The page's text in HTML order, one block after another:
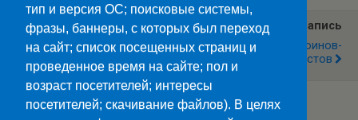
Предыдущая Запись
Тайны Марухского
Следующая Запись
День Памяти Воинов-
Интернационалистов
тип и версия ОС; поисковые системы,
фразы, баннеры, с которых был переход
на сайт; список посещенных страниц и
проведенное время на сайте; пол и
возраст посетителей; интересы
посетителей; скачивание файлов). В целях